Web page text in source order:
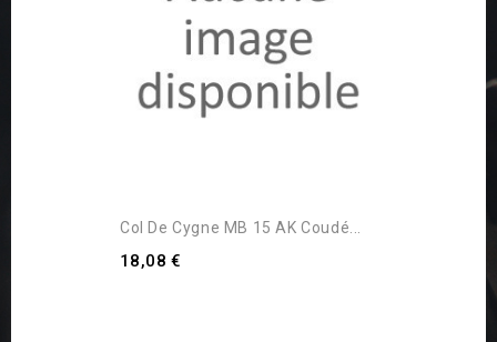
Col De Cygne MB 15 AK Coudé...
18,08 €